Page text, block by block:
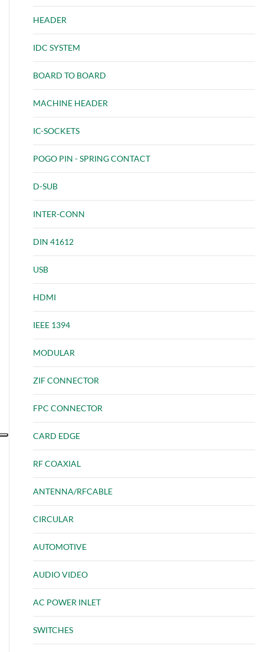
HEADER
IDC SYSTEM
BOARD TO BOARD
MACHINE HEADER
IC-SOCKETS
POGO PIN - SPRING CONTACT
D-SUB
INTER-CONN
DIN 41612
USB
HDMI
IEEE 1394
MODULAR
ZIF CONNECTOR
FPC CONNECTOR
CARD EDGE
RF COAXIAL
ANTENNA/RFCABLE
CIRCULAR
AUTOMOTIVE
AUDIO VIDEO
AC POWER INLET
SWITCHES